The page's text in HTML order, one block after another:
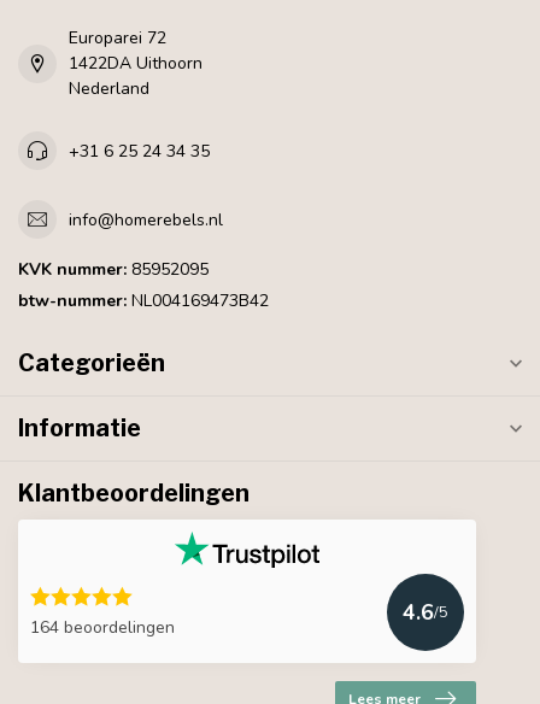
Europarei 72
1422DA Uithoorn
Nederland
+31 6 25 24 34 35
info@homerebels.nl
KVK nummer: 85952095
btw-nummer: NL004169473B42
Categorieën
Informatie
Klantbeoordelingen
164 beoordelingen
4.6/5
Lees meer